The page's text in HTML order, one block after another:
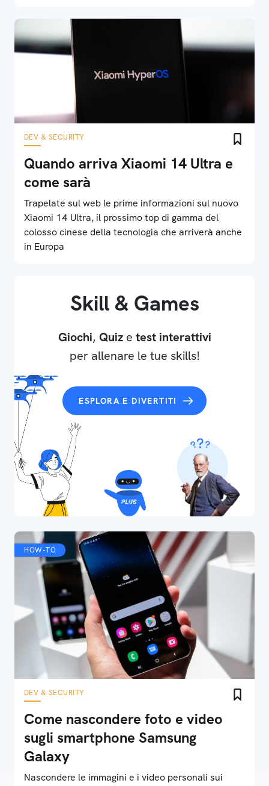
DEV & SECURITY
Quando arriva Xiaomi 14 Ultra e
come sarà
Trapelate sul web le prime informazioni sul nuovo
Xiaomi 14 Ultra, il prossimo top di gamma del
colosso cinese della tecnologia che arriverà anche
in Europa
Skill & Games
Giochi, Quize test interattivi
per allenare le tue skills!
ESPLORA E DIVERTITI
HOW-TO
DEV & SECURITY
Come nascondere foto e video
sugli smartphone Samsung
Galaxy
Nascondere le immagini e i video personali sui